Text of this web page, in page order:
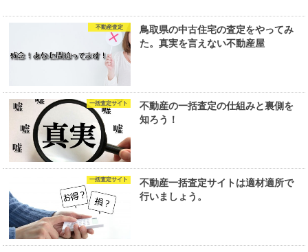
不動産査定
鳥取県の中古住宅の査定をやってみ
た。真実を言えない不動産屋
一括査定サイト
不動産の一括査定の仕組みと裏側を
知ろう！
一括査定サイト
不動産一括査定サイトは適材適所で
行いましょう。